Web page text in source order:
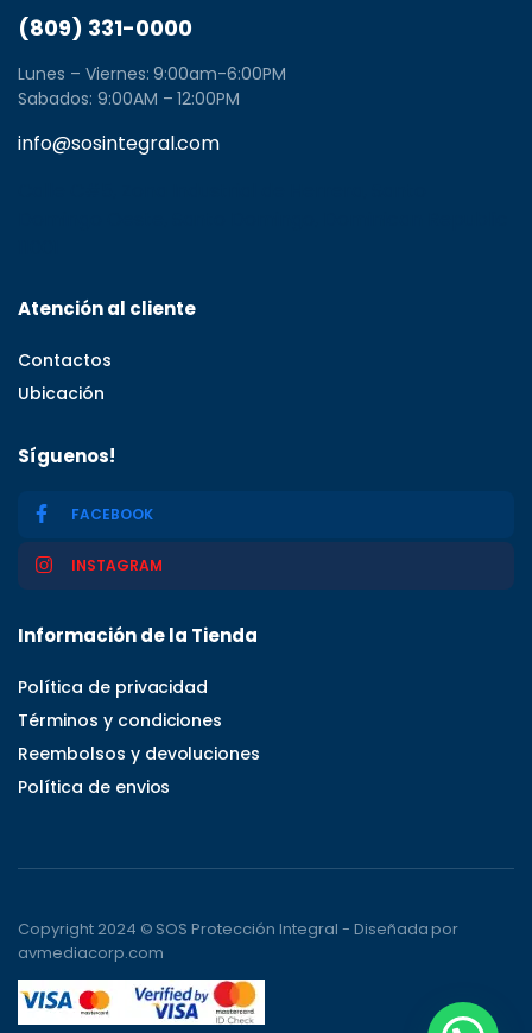
(809) 331-0000
Lunes – Viernes: 9:00am-6:00PM
Sabados: 9:00AM – 12:00PM
info@sosintegral.com
Atención al cliente
Contactos
Ubicación
Síguenos!
FACEBOOK
INSTAGRAM
Información de la Tienda
Política de privacidad
Términos y condiciones
Reembolsos y devoluciones
Política de envios
Copyright 2024 © SOS Protección Integral - Diseñada por
avmediacorp.com